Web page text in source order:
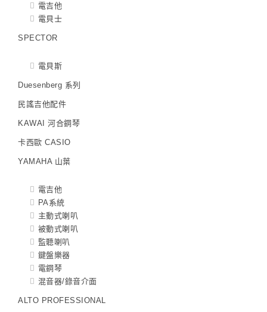
電吉他
電貝士
SPECTOR
電貝斯
Duesenberg 系列
民謠吉他配件
KAWAI 河合鋼琴
卡西歐 CASIO
YAMAHA 山葉
電吉他
PA系統
主動式喇叭
被動式喇叭
監聽喇叭
鍵盤樂器
電鋼琴
混音器/錄音介面
ALTO PROFESSIONAL